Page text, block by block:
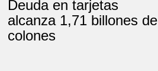
Deuda en tarjetas
alcanza 1,71 billones de
colones